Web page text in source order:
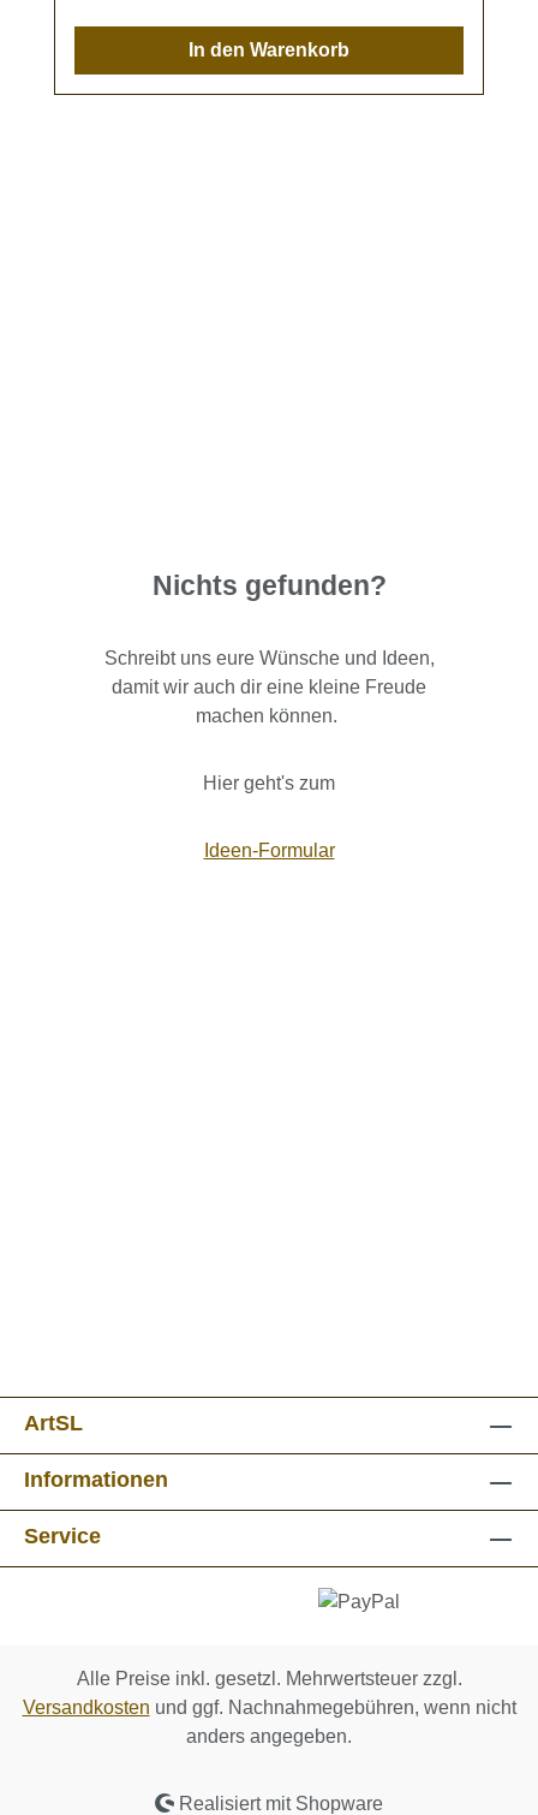
In den Warenkorb
Nichts gefunden?
Schreibt uns eure Wünsche und Ideen,
damit wir auch dir eine kleine Freude
machen können.
Hier geht's zum
Ideen-Formular
ArtSL
Informationen
Service
Alle Preise inkl. gesetzl. Mehrwertsteuer zzgl.
Versandkosten und ggf. Nachnahmegebühren, wenn nicht
anders angegeben.
Realisiert mit Shopware